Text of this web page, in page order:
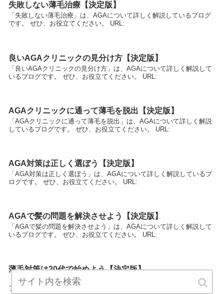
失敗しない薄毛治療【決定版】
「失敗しない薄毛治療」は、AGAについて詳しく解説しているブログ
です。 ぜひ、お役立てください。 URL:
良いAGAクリニックの見分け方【決定版】
「良いAGAクリニックの見分け方」は、AGAについて詳しく解説して
いるブログです。 ぜひ、お役立てください。 URL:
AGAクリニックに通って薄毛を脱出【決定版】
「AGAクリニックに通って薄毛を脱出」は、AGAについて詳しく解説
しているブログです。 ぜひ、お役立てください。 URL:
AGA対策は正しく選ぼう【決定版】
「AGA対策は正しく選ぼう」は、AGAについて詳しく解説しているブ
ログです。 ぜひ、お役立てください。 URL:
AGAで髪の問題を解決させよう【決定版】
「AGAで髪の問題を解決させよう」は、AGAについて詳しく解説して
いるブログです。 ぜひ、お役立てください。 URL:
薄毛対策は20代で始めよう【決定版】
「薄毛対策は20代で始めよう」は、AGAについて詳しく解説している
ブログです。 ぜひ、お役立てください。 URL: